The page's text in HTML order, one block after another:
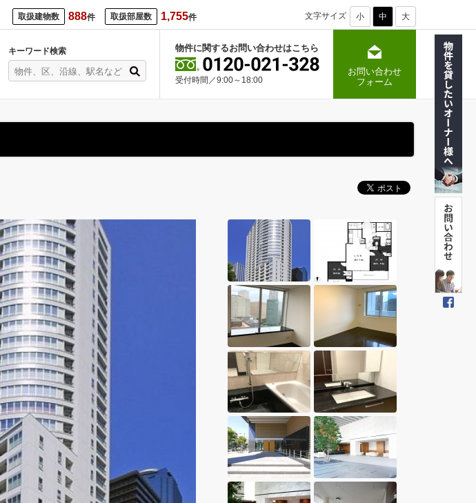
取扱建物数 888件 取扱部屋数 1,755件 文字サイズ 小 中 大
キーワード検索 物件に関するお問い合わせはこちら
受付時間／9:00～18:00
お問い合わせ
フォーム